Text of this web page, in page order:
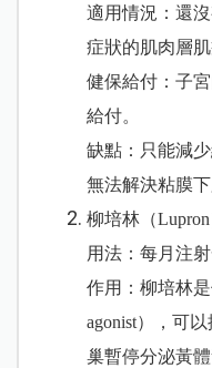
適用情況：還
症狀的肌肉層
健保給付：子
給付。
缺點：只能減
無法解決粘膜
柳培林（Lupron
用法：每月注射
作用：柳培林
agonist），可
巢暫停分泌黃